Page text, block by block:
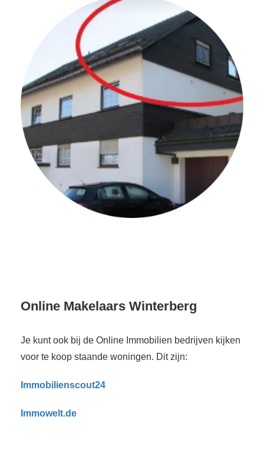
Online Makelaars Winterberg
Je kunt ook bij de Online Immobilien bedrijven kijken
voor te koop staande woningen. Dit zijn:
Immobilienscout24
Immowelt.de